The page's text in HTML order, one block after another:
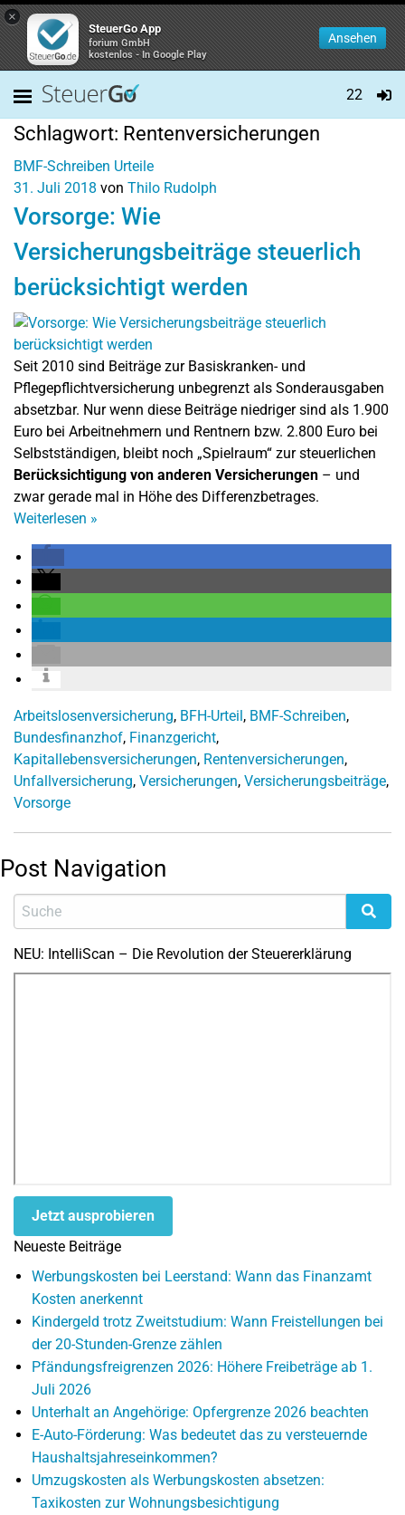
×
SteuerGo App
forium GmbH
kostenlos - In Google Play
Ansehen
22
Schlagwort: Rentenversicherungen
BMF-Schreiben Urteile
31. Juli 2018 von Thilo Rudolph
Vorsorge: Wie
Versicherungsbeiträge steuerlich
berücksichtigt werden
Seit 2010 sind Beiträge zur Basiskranken- und
Pflegepflichtversicherung unbegrenzt als Sonderausgaben
absetzbar. Nur wenn diese Beiträge niedriger sind als 1.900
Euro bei Arbeitnehmern und Rentnern bzw. 2.800 Euro bei
Selbstständigen, bleibt noch „Spielraum“ zur steuerlichen
Berücksichtigung von anderen Versicherungen – und
zwar gerade mal in Höhe des Differenzbetrages.
Weiterlesen »
Arbeitslosenversicherung, BFH-Urteil, BMF-Schreiben,
Bundesfinanzhof, Finanzgericht,
Kapitallebensversicherungen, Rentenversicherungen,
Unfallversicherung, Versicherungen, Versicherungsbeiträge,
Vorsorge
Post Navigation
NEU: IntelliScan – Die Revolution der Steuererklärung
Jetzt ausprobieren
Neueste Beiträge
Werbungskosten bei Leerstand: Wann das Finanzamt
Kosten anerkennt
Kindergeld trotz Zweitstudium: Wann Freistellungen bei
der 20-Stunden-Grenze zählen
Pfändungsfreigrenzen 2026: Höhere Freibeträge ab 1.
Juli 2026
Unterhalt an Angehörige: Opfergrenze 2026 beachten
E-Auto-Förderung: Was bedeutet das zu versteuernde
Haushaltsjahreseinkommen?
Umzugskosten als Werbungskosten absetzen:
Taxikosten zur Wohnungsbesichtigung